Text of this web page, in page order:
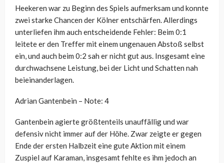
Heekeren war zu Beginn des Spiels aufmerksam und konnte
zwei starke Chancen der Kölner entschärfen. Allerdings
unterliefen ihm auch entscheidende Fehler: Beim 0:1
leitete er den Treffer mit einem ungenauen Abstoß selbst
ein, und auch beim 0:2 sah er nicht gut aus. Insgesamt eine
durchwachsene Leistung, bei der Licht und Schatten nah
beieinanderlagen.
Adrian Gantenbein – Note: 4
Gantenbein agierte größtenteils unauffällig und war
defensiv nicht immer auf der Höhe. Zwar zeigte er gegen
Ende der ersten Halbzeit eine gute Aktion mit einem
Zuspiel auf Karaman, insgesamt fehlte es ihm jedoch an